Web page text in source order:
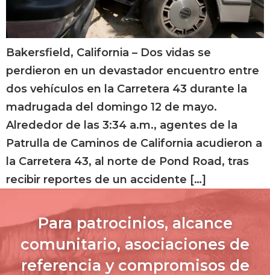
Bakersfield, California – Dos vidas se
perdieron en un devastador encuentro entre
dos vehículos en la Carretera 43 durante la
madrugada del domingo 12 de mayo.
Alrededor de las 3:34 a.m., agentes de la
Patrulla de Caminos de California acudieron a
la Carretera 43, al norte de Pond Road, tras
recibir reportes de un accidente […]
Para patrocinios, alcance
comunitario, asociaciones de
referencia y compromisos de